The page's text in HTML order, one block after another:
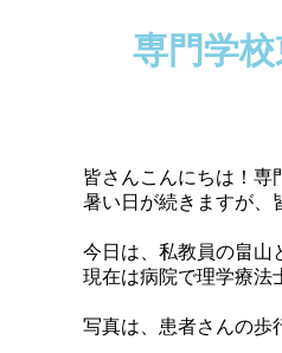
専門学
皆さんこんにちは！専
暑い日が続きますが、
今日は、私教員の畠山
現在は病院で理学療法
写真は、患者さんの歩